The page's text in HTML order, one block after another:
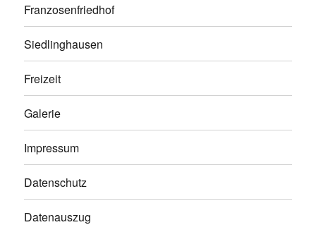
Franzosenfriedhof
Siedlinghausen
Freizeit
Galerie
Impressum
Datenschutz
Datenauszug